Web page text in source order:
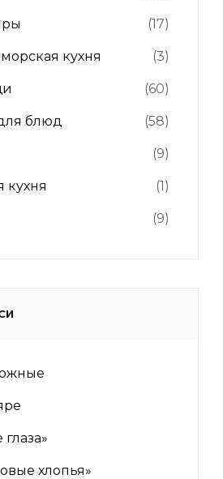
(17)
кухня (3)
(60)
блюд (58)
(9)
кухня (1)
(9)
хлопья»